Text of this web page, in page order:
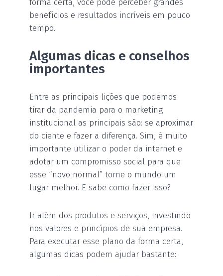
forma certa, você pode perceber grandes
benefícios e resultados incríveis em pouco
tempo.
Algumas dicas e conselhos
importantes
Entre as principais lições que podemos
tirar da pandemia para o marketing
institucional as principais são: se aproximar
do ciente e fazer a diferença. Sim, é muito
importante utilizar o poder da internet e
adotar um compromisso social para que
esse “novo normal” torne o mundo um
lugar melhor. E sabe como fazer isso?
Ir além dos produtos e serviços, investindo
nos valores e princípios de sua empresa.
Para executar esse plano da forma certa,
algumas dicas podem ajudar bastante: